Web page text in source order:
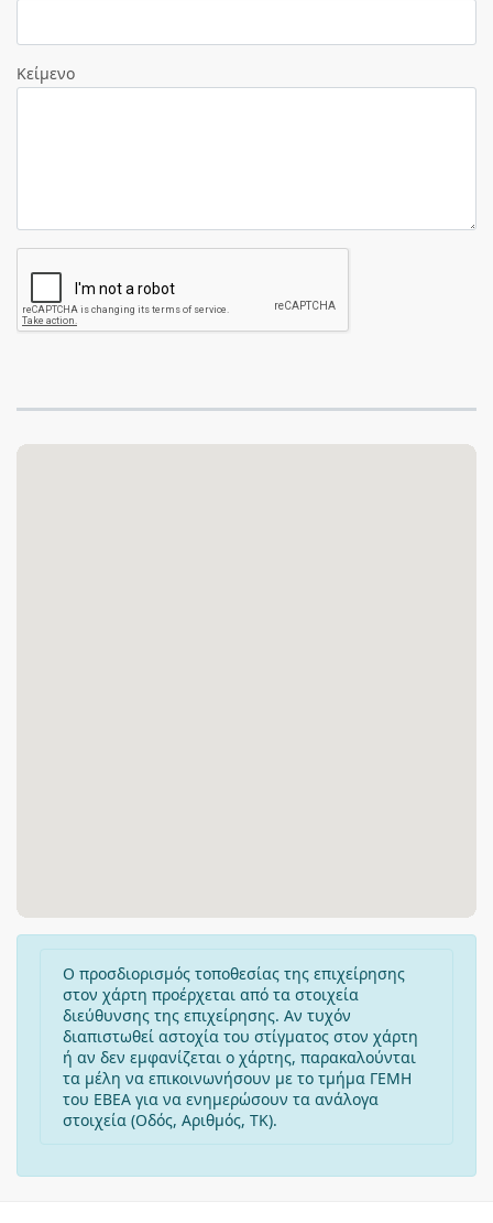
Κείμενο
Ο προσδιορισμός τοποθεσίας της επιχείρησης
στον χάρτη προέρχεται από τα στοιχεία
διεύθυνσης της επιχείρησης. Αν τυχόν
διαπιστωθεί αστοχία του στίγματος στον χάρτη
ή αν δεν εμφανίζεται ο χάρτης, παρακαλούνται
τα μέλη να επικοινωνήσουν με το τμήμα ΓΕΜΗ
του ΕΒΕΑ για να ενημερώσουν τα ανάλογα
στοιχεία (Οδός, Αριθμός, ΤΚ).